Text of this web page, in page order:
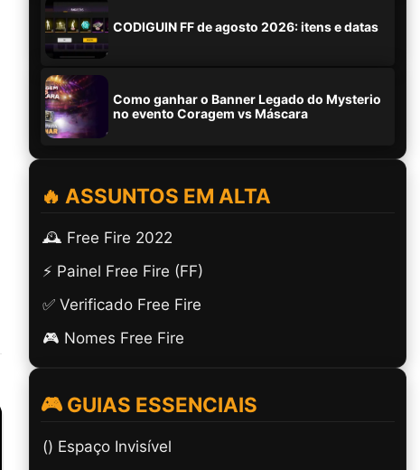
CODIGUIN FF de agosto 2026: itens e datas
Como ganhar o Banner Legado do Mysterio
no evento Coragem vs Máscara
🔥 ASSUNTOS EM ALTA
🕰️ Free Fire 2022
⚡ Painel Free Fire (FF)
✅ Verificado Free Fire
🎮 Nomes Free Fire
🎮 GUIAS ESSENCIAIS
(ㅤ) Espaço Invisível